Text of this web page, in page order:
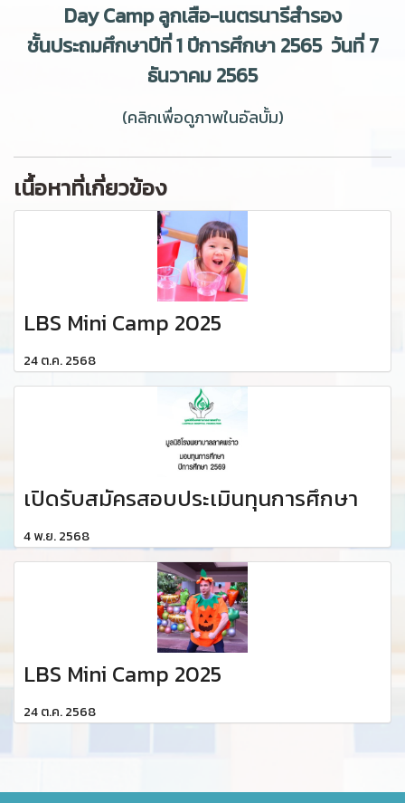
Day Camp ลูกเสือ-เนตรนารีสำรอง
ชั้นประถมศึกษาปีที่ 1 ปีการศึกษา 2565 วันที่ 7
ธันวาคม 2565
(คลิกเพื่อดูภาพในอัลบั้ม)
เนื้อหาที่เกี่ยวข้อง
LBS Mini Camp 2025
24 ต.ค. 2568
เปิดรับสมัครสอบประเมินทุนการศึกษา
4 พ.ย. 2568
LBS Mini Camp 2025
24 ต.ค. 2568